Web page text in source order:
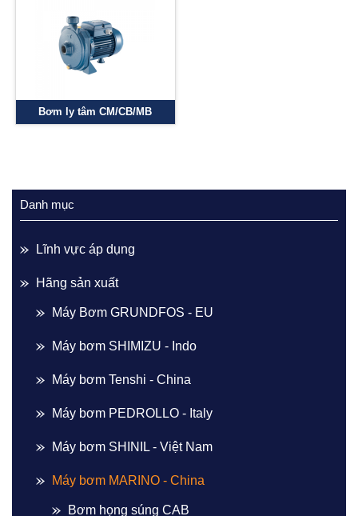
Bơm ly tâm CM/CB/MB
Danh mục
Lĩnh vực áp dụng
Hãng sản xuất
Máy Bơm GRUNDFOS - EU
Máy bơm SHIMIZU - Indo
Máy bơm Tenshi - China
Máy bơm PEDROLLO - Italy
Máy bơm SHINIL - Việt Nam
Máy bơm MARINO - China
Bơm họng súng CAB